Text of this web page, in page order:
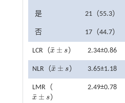
是 21（55.3）
否 17（44.7）
LCR（x
¯ ± s
x¯ ±s ） 2.34±0.86
NLR（x
¯ ± s
x¯ ±s ） 3.65±1.18
LMR（
x
¯ ± s
x¯ ±s ）
2.49±0.78